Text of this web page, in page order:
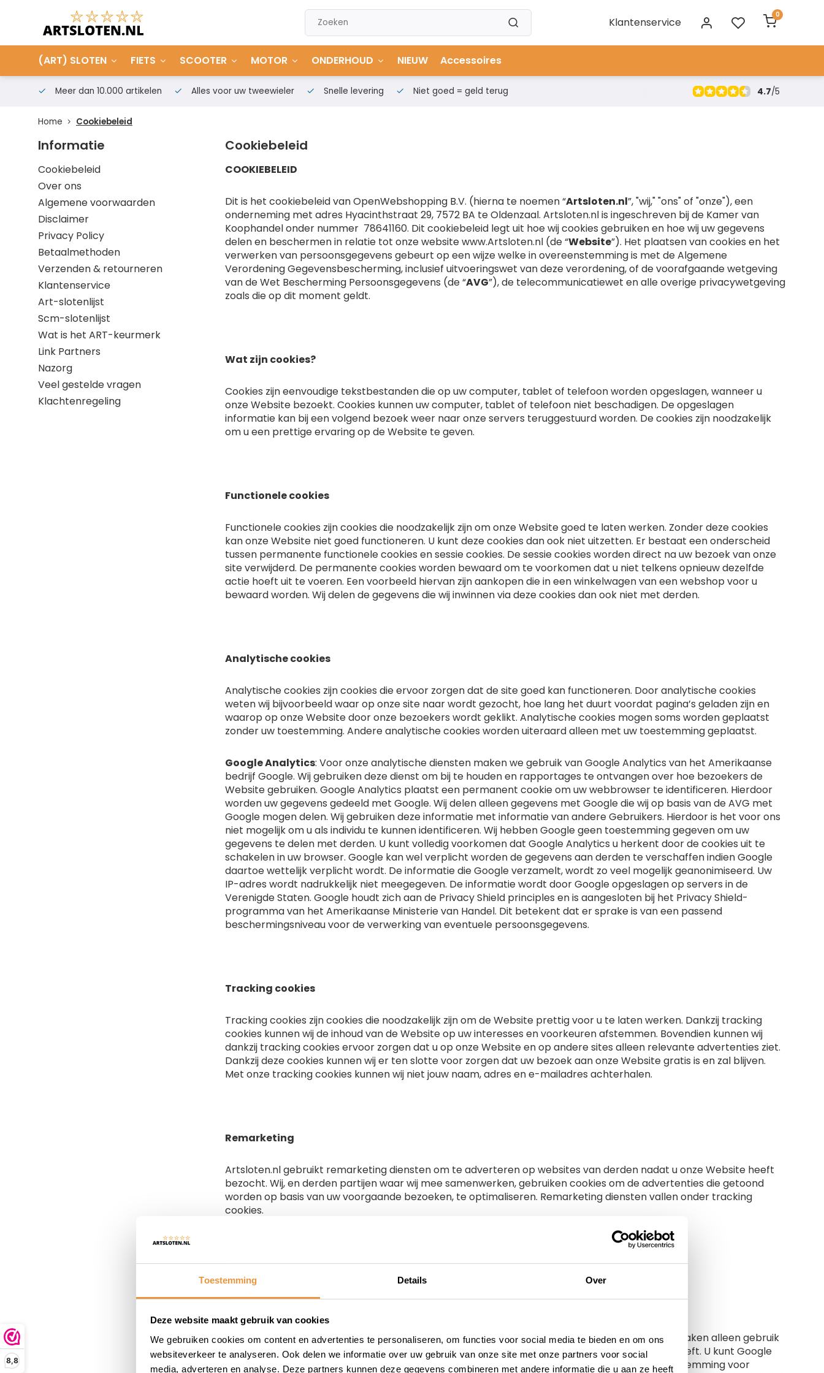
Toestemming Details Over
Deze website maakt gebruik van cookies
We gebruiken cookies om content en advertenties te personaliseren, om functies voor social media te bieden en om ons
websiteverkeer te analyseren. Ook delen we informatie over uw gebruik van onze site met onze partners voor social
media, adverteren en analyse. Deze partners kunnen deze gegevens combineren met andere informatie die u aan ze heeft
8,8
Klantenservice
0
(ART) SLOTEN FIETS SCOOTER MOTOR ONDERHOUD NIEUW Accessoires
Meer dan 10.000 artikelen Alles voor uw tweewieler Snelle levering Niet goed = geld terug 4.7/5
Home Cookiebeleid
Informatie
Cookiebeleid
Over ons
Algemene voorwaarden
Disclaimer
Privacy Policy
Betaalmethoden
Verzenden & retourneren
Klantenservice
Art-slotenlijst
Scm-slotenlijst
Wat is het ART-keurmerk
Link Partners
Nazorg
Veel gestelde vragen
Klachtenregeling
Cookiebeleid
COOKIEBELEID
Dit is het cookiebeleid van OpenWebshopping B.V. (hierna te noemen “Artsloten.nl”, "wij," "ons" of "onze"), een
onderneming met adres Hyacinthstraat 29, 7572 BA te Oldenzaal. Artsloten.nl is ingeschreven bij de Kamer van
Koophandel onder nummer 78641160. Dit cookiebeleid legt uit hoe wij cookies gebruiken en hoe wij uw gegevens
delen en beschermen in relatie tot onze website www.Artsloten.nl (de “Website”). Het plaatsen van cookies en het
verwerken van persoonsgegevens gebeurt op een wijze welke in overeenstemming is met de Algemene
Verordening Gegevensbescherming, inclusief uitvoeringswet van deze verordening, of de voorafgaande wetgeving
van de Wet Bescherming Persoonsgegevens (de “AVG”), de telecommunicatiewet en alle overige privacywetgeving
zoals die op dit moment geldt.
Wat zijn cookies?
Cookies zijn eenvoudige tekstbestanden die op uw computer, tablet of telefoon worden opgeslagen, wanneer u
onze Website bezoekt. Cookies kunnen uw computer, tablet of telefoon niet beschadigen. De opgeslagen
informatie kan bij een volgend bezoek weer naar onze servers teruggestuurd worden. De cookies zijn noodzakelijk
om u een prettige ervaring op de Website te geven.
Functionele cookies
Functionele cookies zijn cookies die noodzakelijk zijn om onze Website goed te laten werken. Zonder deze cookies
kan onze Website niet goed functioneren. U kunt deze cookies dan ook niet uitzetten. Er bestaat een onderscheid
tussen permanente functionele cookies en sessie cookies. De sessie cookies worden direct na uw bezoek van onze
site verwijderd. De permanente cookies worden bewaard om te voorkomen dat u niet telkens opnieuw dezelfde
actie hoeft uit te voeren. Een voorbeeld hiervan zijn aankopen die in een winkelwagen van een webshop voor u
bewaard worden. Wij delen de gegevens die wij inwinnen via deze cookies dan ook niet met derden.
Analytische cookies
Analytische cookies zijn cookies die ervoor zorgen dat de site goed kan functioneren. Door analytische cookies
weten wij bijvoorbeeld waar op onze site naar wordt gezocht, hoe lang het duurt voordat pagina’s geladen zijn en
waarop op onze Website door onze bezoekers wordt geklikt. Analytische cookies mogen soms worden geplaatst
zonder uw toestemming. Andere analytische cookies worden uiteraard alleen met uw toestemming geplaatst.
Google Analytics: Voor onze analytische diensten maken we gebruik van Google Analytics van het Amerikaanse
bedrijf Google. Wij gebruiken deze dienst om bij te houden en rapportages te ontvangen over hoe bezoekers de
Website gebruiken. Google Analytics plaatst een permanent cookie om uw webbrowser te identificeren. Hierdoor
worden uw gegevens gedeeld met Google. Wij delen alleen gegevens met Google die wij op basis van de AVG met
Google mogen delen. Wij gebruiken deze informatie met informatie van andere Gebruikers. Hierdoor is het voor ons
niet mogelijk om u als individu te kunnen identificeren. Wij hebben Google geen toestemming gegeven om uw
gegevens te delen met derden. U kunt volledig voorkomen dat Google Analytics u herkent door de cookies uit te
schakelen in uw browser. Google kan wel verplicht worden de gegevens aan derden te verschaffen indien Google
daartoe wettelijk verplicht wordt. De informatie die Google verzamelt, wordt zo veel mogelijk geanonimiseerd. Uw
IP-adres wordt nadrukkelijk niet meegegeven. De informatie wordt door Google opgeslagen op servers in de
Verenigde Staten. Google houdt zich aan de Privacy Shield principles en is aangesloten bij het Privacy Shield-
programma van het Amerikaanse Ministerie van Handel. Dit betekent dat er sprake is van een passend
beschermingsniveau voor de verwerking van eventuele persoonsgegevens.
Tracking cookies
Tracking cookies zijn cookies die noodzakelijk zijn om de Website prettig voor u te laten werken. Dankzij tracking
cookies kunnen wij de inhoud van de Website op uw interesses en voorkeuren afstemmen. Bovendien kunnen wij
dankzij tracking cookies ervoor zorgen dat u op onze Website en op andere sites alleen relevante advertenties ziet.
Dankzij deze cookies kunnen wij er ten slotte voor zorgen dat uw bezoek aan onze Website gratis is en zal blijven.
Met onze tracking cookies kunnen wij niet jouw naam, adres en e-mailadres achterhalen.
Remarketing
Artsloten.nl gebruikt remarketing diensten om te adverteren op websites van derden nadat u onze Website heeft
bezocht. Wij, en derden partijen waar wij mee samenwerken, gebruiken cookies om de advertenties die getoond
worden op basis van uw voorgaande bezoeken, te optimaliseren. Remarketing diensten vallen onder tracking
cookies.
Cookies
Google Adwords:Google AdWords remarketing service wordt geleverd door Google Inc. Wij maken alleen gebruik
van Google AdWords remarketing service op het moment dat u ons daar toestemming voor geeft. U kunt Google
AdWords remarketing daarna uitschakelen door uw toestemming in te trekken. U kunt uw toestemming voor